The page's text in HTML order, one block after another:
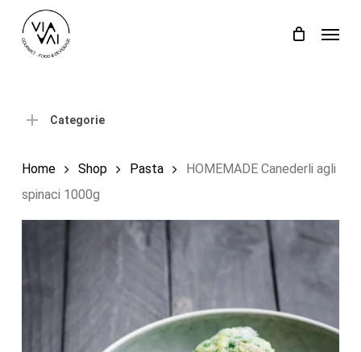
Carrello Close
Categorie
Home Shop Pasta
HOMEMADE Canederli agli
spinaci 1000g